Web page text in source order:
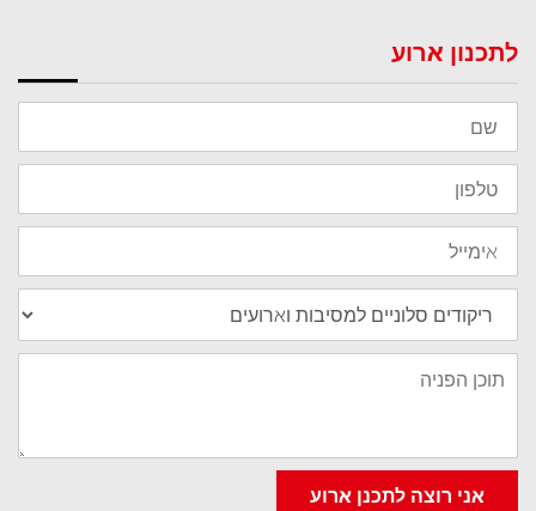
לתכנון ארוע
שם
טלפון
אימייל
נושא
תוכן
הפניה
אני רוצה לתכנן ארוע